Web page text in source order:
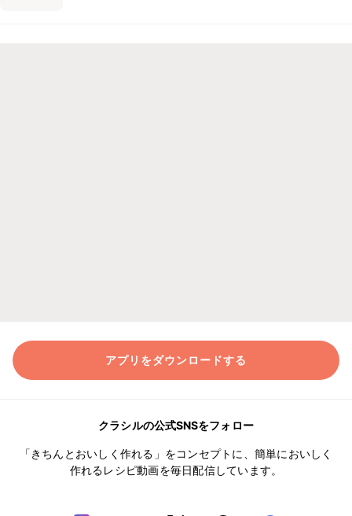
アプリをダウンロードする
クラシルの公式SNSをフォロー
「きちんとおいしく作れる」をコンセプトに、簡単においしく
作れるレシピ動画を毎日配信しています。